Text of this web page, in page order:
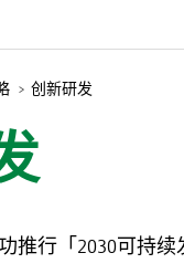
创新研发
推行「2030可持